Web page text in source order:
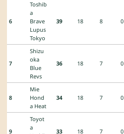
6
Toshib
a
Brave
Lupus
Tokyo
39 18 8 0
7
Shizu
oka
Blue
Revs
36 18 7 0
8
Mie
Hond
a Heat
34 18 7 0
9
Toyot
a
33 18 7 0